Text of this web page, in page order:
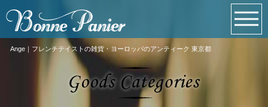
Ange｜フレンチテイストの雑貨・ヨーロッパのアンティーク 東京都